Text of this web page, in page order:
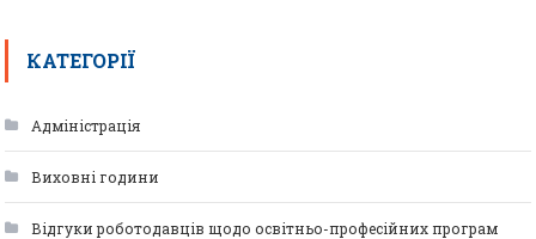
КАТЕГОРІЇ
Адміністрація
Виховні години
Відгуки роботодавців щодо освітньо-професійних програм